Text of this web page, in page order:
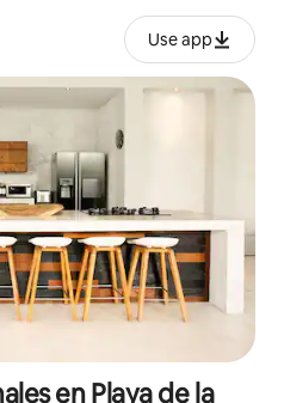
Use app
en Playa de la